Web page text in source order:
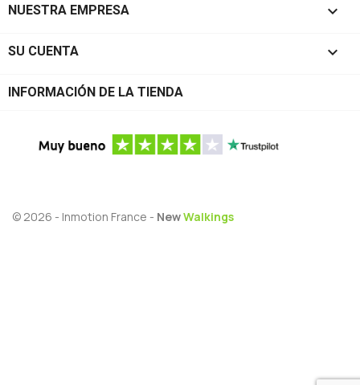
NUESTRA EMPRESA 
SU CUENTA 
INFORMACIÓN DE LA TIENDA
© 2026 - Inmotion France - NewWalkings